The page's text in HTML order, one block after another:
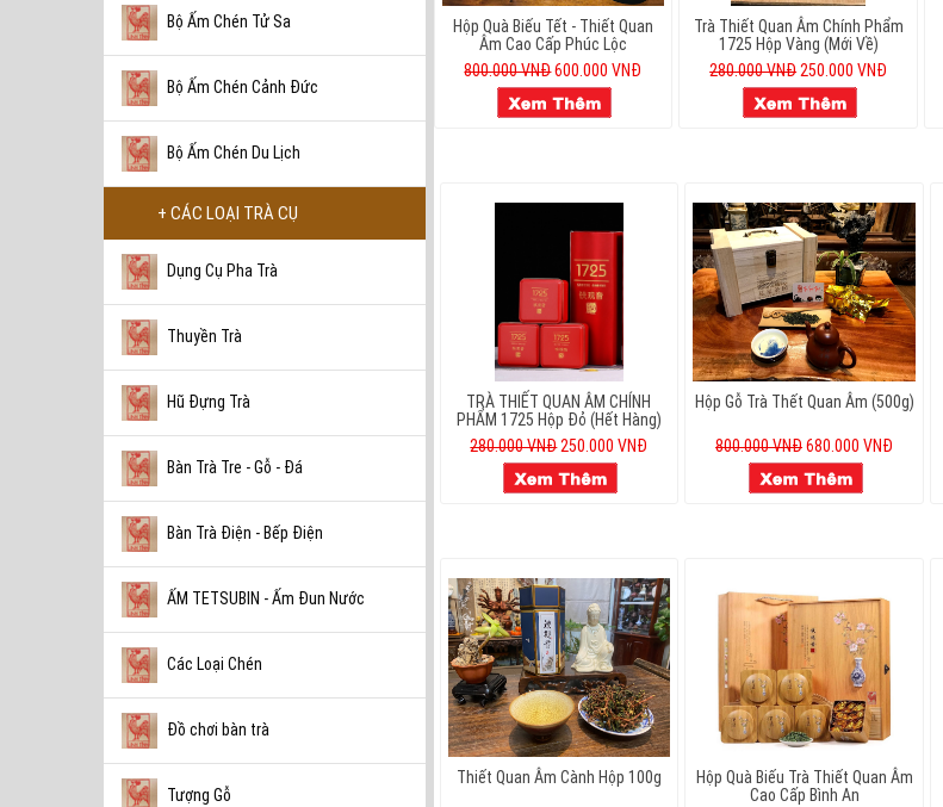
Bộ Ấm Chén Tử Sa
Bộ Ấm Chén Cảnh Đức
Bộ Ấm Chén Du Lịch
+ CÁC LOẠI TRÀ CỤ
Dụng Cụ Pha Trà
Thuyền Trà
Hũ Đựng Trà
Bàn Trà Tre - Gỗ - Đá
Bàn Trà Điện - Bếp Điện
ẤM TETSUBIN - Ấm Đun Nước
Các Loại Chén
Đồ chơi bàn trà
Tượng Gỗ
Hộp Quà Biếu Tết - Thiết Quan
Âm Cao Cấp Phúc Lộc
800.000 VNĐ600.000 VNĐ
Trà Thiết Quan Âm Chính Phẩm
1725 Hộp Vàng (mới Về)
280.000 VNĐ250.000 VNĐ
TRÀ THIẾT QUAN ÂM CHÍNH
PHẨM 1725 Hộp Đỏ (hết Hàng)
280.000 VNĐ250.000 VNĐ
Hộp Gỗ Trà Thết Quan Âm (500g)
800.000 VNĐ680.000 VNĐ
Thiết Quan Âm Cành Hộp 100g
Hộp Quà Biếu Trà Thiết Quan Âm
Cao Cấp Bình An